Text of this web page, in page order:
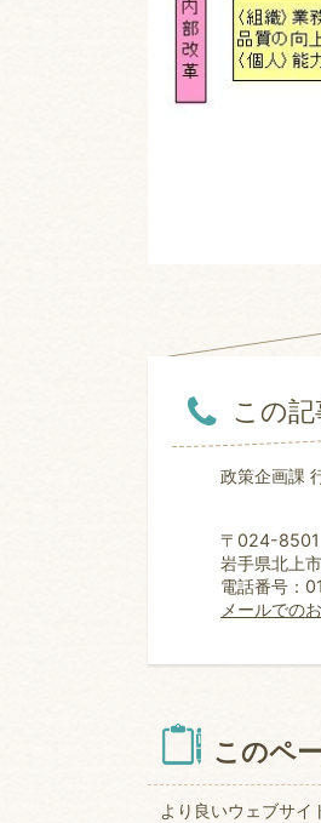
この
政策企画課
〒024-8501
岩手県北上
電話番号：
メールでの
このペ
より良いウェブサイ